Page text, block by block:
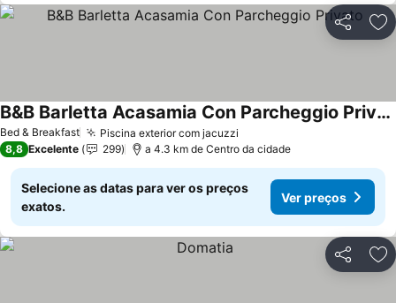
Partilhar
Bed & Breakfast Piscina exterior com jacuzzi
B&B Barletta Acasamia Con Parcheggio Privato
8,8 Excelente 299 a 4.3 km de Centro da cidade
Selecione as datas para ver os preços
exatos.
Ver preços
Partilhar